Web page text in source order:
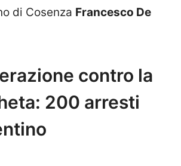
di Cosenza Francesco De
contro la
200 arresti